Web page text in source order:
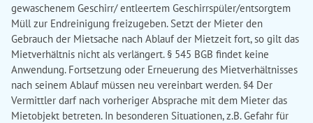
gewaschenem Geschirr/ entleertem Geschirrspüler/entsorgtem
Müll zur Endreinigung freizugeben. Setzt der Mieter den
Gebrauch der Mietsache nach Ablauf der Mietzeit fort, so gilt das
Mietverhältnis nicht als verlängert. § 545 BGB findet keine
Anwendung. Fortsetzung oder Erneuerung des Mietverhältnisses
nach seinem Ablauf müssen neu vereinbart werden. §4 Der
Vermittler darf nach vorheriger Absprache mit dem Mieter das
Mietobjekt betreten. In besonderen Situationen, z.B. Gefahr für